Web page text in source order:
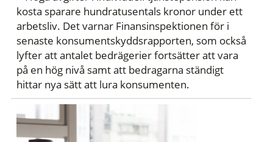
kosta sparare hundratusentals kronor under ett
arbetsliv. Det varnar Finansinspektionen för i
senaste konsumentskyddsrapporten, som också
lyfter att antalet bedrägerier fortsätter att vara
på en hög nivå samt att bedragarna ständigt
hittar nya sätt att lura konsumenten.